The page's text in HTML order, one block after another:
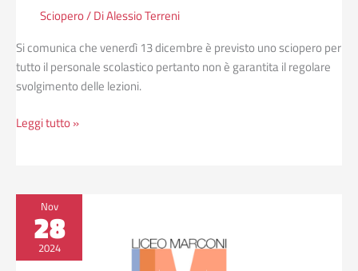
Sciopero/ DiAlessio Terreni
Si comunica che venerdì 13 dicembre è previsto uno sciopero per
tutto il personale scolastico pertanto non è garantita il regolare
svolgimento delle lezioni.
Leggi tutto »
Nov
28
2024
Sciopero
novembre